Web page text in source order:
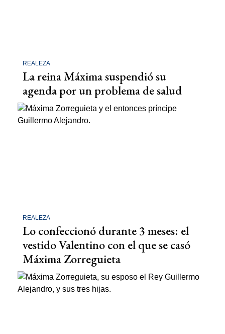
REALEZA
La reina Máxima suspendió su
agenda por un problema de salud
REALEZA
Lo confeccionó durante 3 meses: el
vestido Valentino con el que se casó
Máxima Zorreguieta